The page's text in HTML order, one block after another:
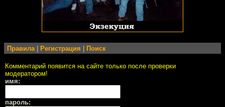
Правила Регистрация Поиск
Комментарий появится на сайте только после проверки
модератором!
имя:
пароль: